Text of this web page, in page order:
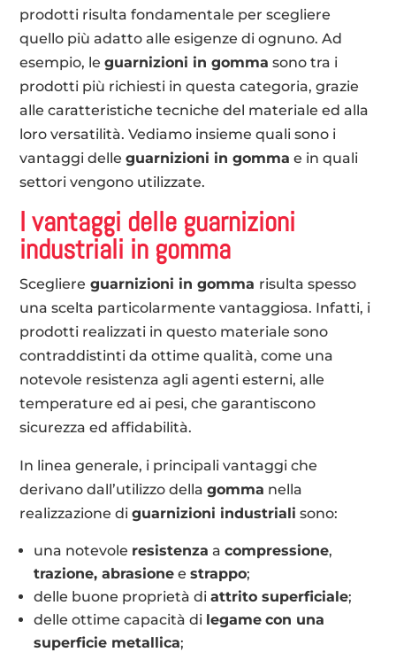
prodotti risulta fondamentale per scegliere
quello più adatto alle esigenze di ognuno. Ad
esempio, leguarnizioni in gomma sono tra i
prodotti più richiesti in questa categoria, grazie
alle caratteristiche tecniche del materiale ed alla
loro versatilità. Vediamo insieme quali sono i
vantaggi delleguarnizioni in gomma e in quali
settori vengono utilizzate.
I vantaggi delle guarnizioni
industriali in gomma
Scegliere guarnizioni in gomma risulta spesso
una scelta particolarmente vantaggiosa. Infatti, i
prodotti realizzati in questo materiale sono
contraddistinti da ottime qualità, come una
notevole resistenza agli agenti esterni, alle
temperature ed ai pesi, che garantiscono
sicurezza ed affidabilità.
In linea generale, i principali vantaggi che
derivano dall’utilizzo dellagomma nella
realizzazione diguarnizioni industriali sono:
una notevole resistenza acompressione,
trazione, abrasione estrappo;
delle buone proprietà diattrito superficiale;
delle ottime capacità di legame con una
superficie metallica;